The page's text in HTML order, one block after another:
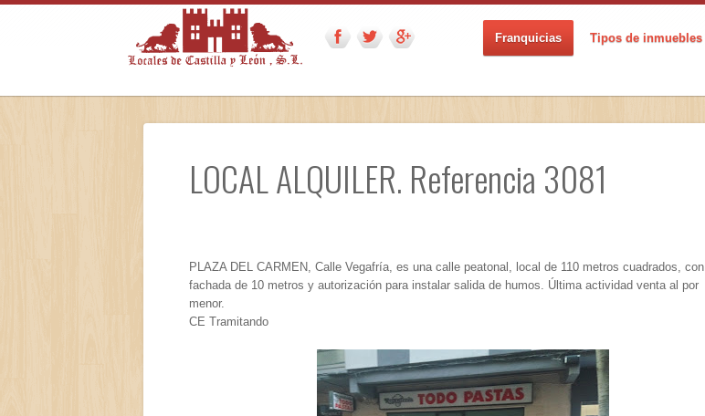
Franquicias Tipos de inmuebles
LOCAL ALQUILER. Referencia 3081
PLAZA DEL CARMEN, Calle Vegafría, es una calle peatonal, local de 110 metros cuadrados, con
fachada de 10 metros y autorización para instalar salida de humos. Última actividad venta al por
menor.
CE Tramitando